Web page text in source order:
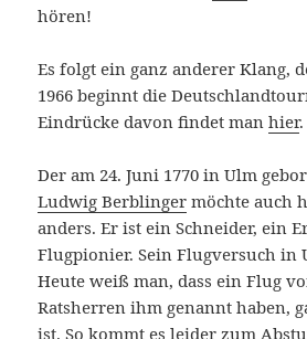
hören!
Es folgt ein ganz anderer Klang,
1966 beginnt die
Eindrücke davon findet manhier.
Der am 24. Juni 1770 in Ulm
Ludwig Berblinger möchte auch
anders. Er ist ein Schneider, ein
Flugpionier. Sein Flugversuch in
Heute weiß man, dass ein Flug
Ratsherren ihm genannt haben,
ist. So kommt es leider zum